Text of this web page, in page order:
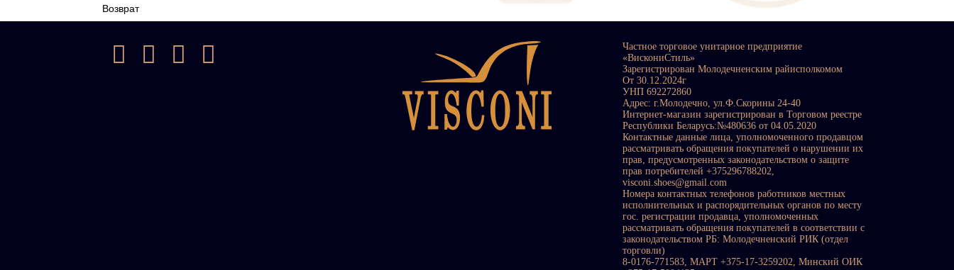
Возврат
Частное торговое унитарное предприятие
«ВискониСтиль»
Зарегистрирован Молодечненским райисполкомом
От 30.12.2024г
УНП 692272860
Адрес: г.Молодечно, ул.Ф.Скорины 24-40
Интернет-магазин зарегистрирован в Торговом реестре
Республики Беларусь:№480636 от 04.05.2020
Контактные данные лица, уполномоченного продавцом
рассматривать обращения покупателей о нарушении их
прав, предусмотренных законодательством о защите
прав потребителей +375296788202,
visconi.shoes@gmail.com
Номера контактных телефонов работников местных
исполнительных и распорядительных органов по месту
гос. регистрации продавца, уполномоченных
рассматривать обращения покупателей в соответствии с
законодательством РБ: Молодечненский РИК (отдел
торговли)
8-0176-771583, МАРТ +375-17-3259202, Минский ОИК